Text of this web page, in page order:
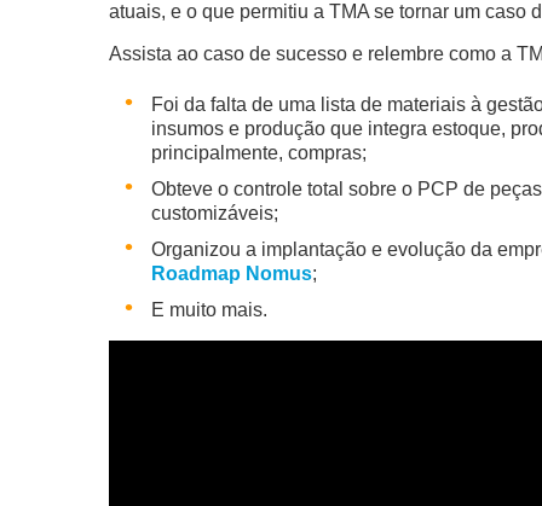
atuais, e o que permitiu a TMA se tornar um caso
Assista ao caso de sucesso e relembre como a
Foi da falta de uma lista de materiais à
insumos e produção que integra estoque,
principalmente, compras;
Obteve o controle total sobre o PCP de
customizáveis;
Organizou a implantação e evolução da
Roadmap Nomus;
E muito mais.